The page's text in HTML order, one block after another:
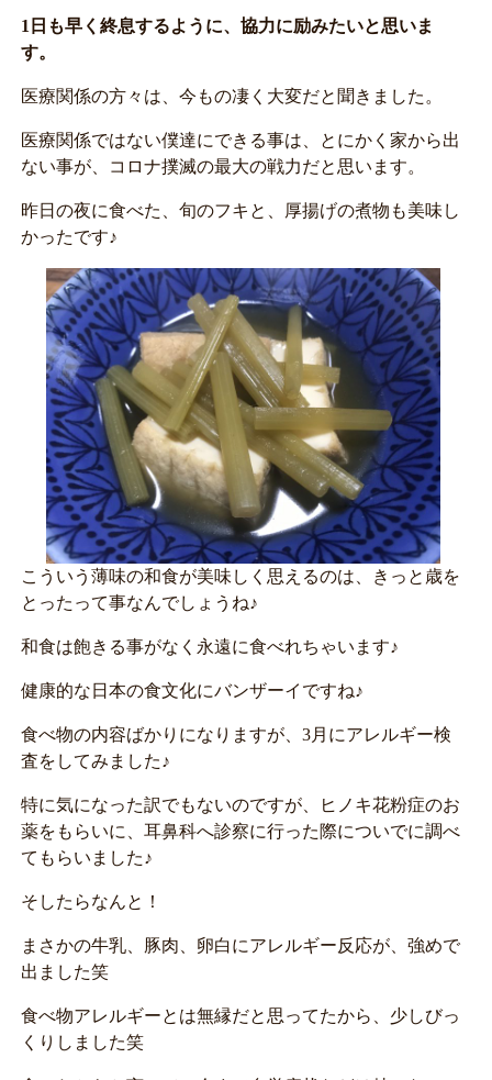
1日も早く終息するように、協力に励みたいと思いま
す。
医療関係の方々は、今もの凄く大変だと聞きました。
医療関係ではない僕達にできる事は、とにかく家から出
ない事が、コロナ撲滅の最大の戦力だと思います。
昨日の夜に食べた、旬のフキと、厚揚げの煮物も美味し
かったです♪
こういう薄味の和食が美味しく思えるのは、きっと歳を
とったって事なんでしょうね♪
和食は飽きる事がなく永遠に食べれちゃいます♪
健康的な日本の食文化にバンザーイですね♪
食べ物の内容ばかりになりますが、3月にアレルギー検
査をしてみました♪
特に気になった訳でもないのですが、ヒノキ花粉症のお
薬をもらいに、耳鼻科へ診察に行った際についでに調べ
てもらいました♪
そしたらなんと！
まさかの牛乳、豚肉、卵白にアレルギー反応が、強めで
出ました笑
食べ物アレルギーとは無縁だと思ってたから、少しびっ
くりしました笑